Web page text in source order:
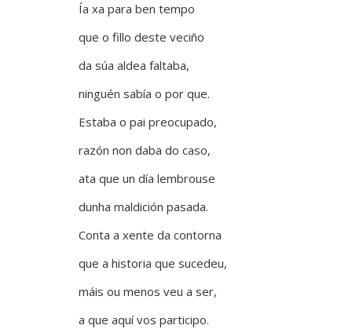
Ía xa para ben tempo
que o fillo deste veciño
da súa aldea faltaba,
ninguén sabía o por que.
Estaba o pai preocupado,
razón non daba do caso,
ata que un día lembrouse
dunha maldición pasada.
Conta a xente da contorna
que a historia que sucedeu,
máis ou menos veu a ser,
a que aquí vos participo.